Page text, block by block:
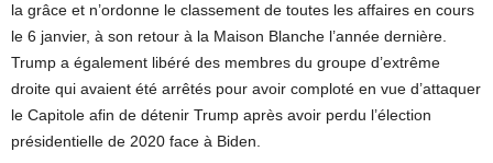
la grâce et n’ordonne le classement de toutes les affaires en cours
le 6 janvier, à son retour à la Maison Blanche l’année dernière.
Trump a également libéré des membres du groupe d’extrême
droite qui avaient été arrêtés pour avoir comploté en vue d’attaquer
le Capitole afin de détenir Trump après avoir perdu l’élection
présidentielle de 2020 face à Biden.